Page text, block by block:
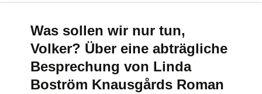
Was sollen wir nur tun,
Volker? Über eine abträgliche
Besprechung von Linda
Boström Knausgårds Roman